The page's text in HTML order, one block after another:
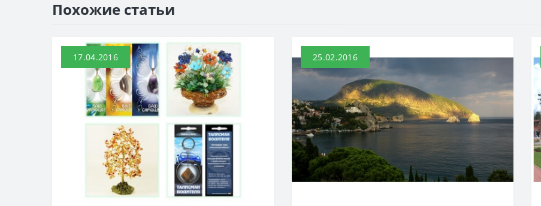
Похожие статьи
17.04.2016 25.02.2016